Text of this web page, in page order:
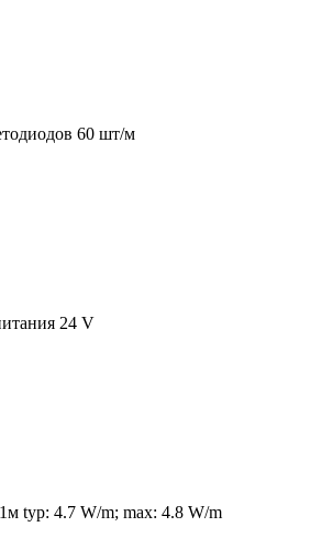
60 шт/м
24 V
typ: 4.7 W/m; max: 4.8 W/m